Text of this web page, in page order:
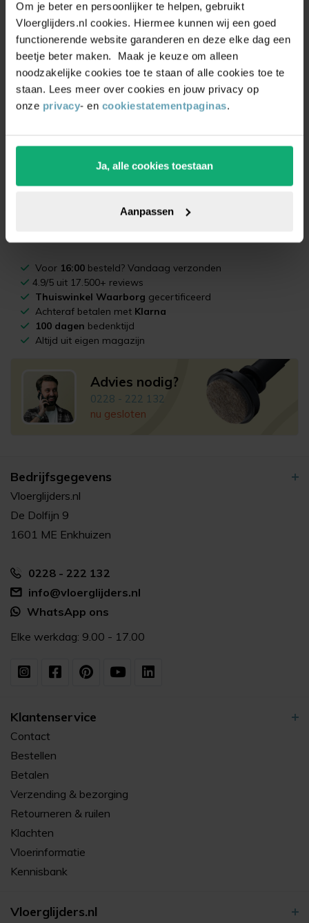
Om je beter en persoonlijker te helpen, gebruikt
Vloerglijders.nl cookies. Hiermee kunnen wij een goed
functionerende website garanderen en deze elke dag een
beetje beter maken. Maak je keuze om alleen
noodzakelijke cookies toe te staan of alle cookies toe te
staan. Lees meer over cookies en jouw privacy op
onze privacy- en cookiestatementpaginas.
Ja, alle cookies toestaan
Aanpassen
Tomis de drijvende kracht achterVloerglijders.nl
heeft een achtergrond in Communicatie & Multimedia
zag hij een kans om theorie in de praktijk te brengen en
richtte hij Vloerglijders.nl op vanuit een magazijn in Hem.
15+ jaar ervaring in vloerbescherming
innoveren binnen de branche.
Voor 16:00 besteld? Vandaag verzonden
4.9/5 uit 17.500+ reviews
Thuiswinkel Waarborg gecertificeerd
Achteraf betalen met Klarna
100 dagen bedenktijd
Altijd uit eigen magazijn
Advies nodig?
0228 - 222 132
nu gesloten
Bedrijfsgegevens
Vloerglijders.nl
De Dolfijn 9
1601 ME Enkhuizen
0228 - 222 132
info@vloerglijders.nl
WhatsApp ons
Elke werkdag: 9.00 - 17.00
Klantenservice
Contact
Bestellen
Betalen
Verzending & bezorging
Retourneren & ruilen
Klachten
Vloerinformatie
Kennisbank
Vloerglijders.nl